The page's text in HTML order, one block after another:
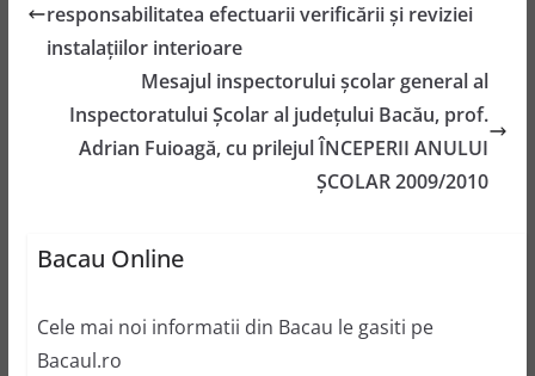
responsabilitatea efectuarii verificării şi reviziei
instalaţiilor interioare
Mesajul inspectorului şcolar general al
Inspectoratului Şcolar al judeţului Bacău, prof.
Adrian Fuioagă, cu prilejul ÎNCEPERII ANULUI
ŞCOLAR 2009/2010
Bacau Online
Cele mai noi informatii din Bacau le gasiti pe
Bacaul.ro